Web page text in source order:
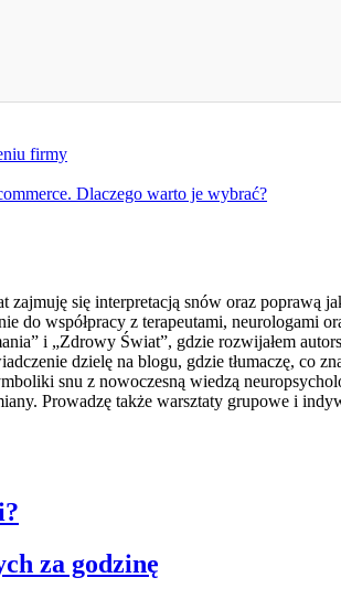
firmy
Dlaczego warto je wybrać?
się interpretacją snów oraz
do współpracy z terapeutami, neurologami
i „Zdrowy Świat”, gdzie rozwijałem
dzielę na blogu, gdzie tłumaczę,
snu z nowoczesną wiedzą
Prowadzę także warsztaty grupowe i
za godzinę